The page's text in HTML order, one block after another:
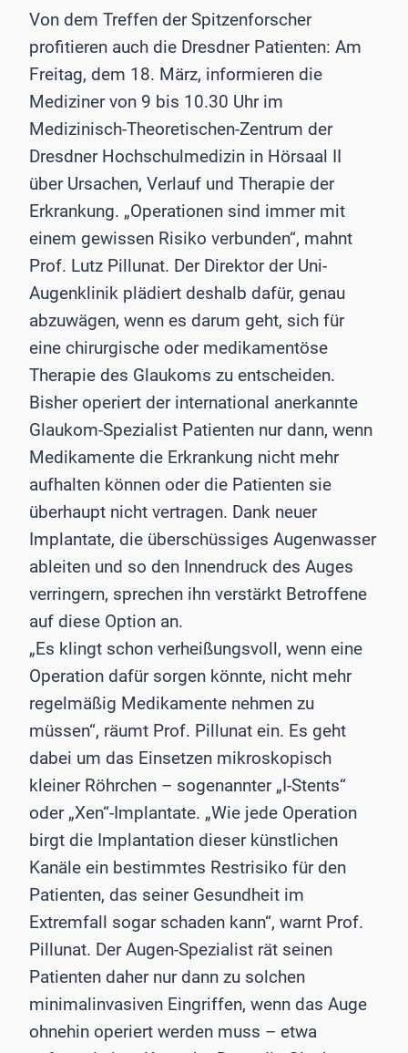
Von dem Treffen der Spitzenforscher
profitieren auch die Dresdner Patienten: Am
Freitag, dem 18. März, informieren die
Mediziner von 9 bis 10.30 Uhr im
Medizinisch-Theoretischen-Zentrum der
Dresdner Hochschulmedizin in Hörsaal II
über Ursachen, Verlauf und Therapie der
Erkrankung. „Operationen sind immer mit
einem gewissen Risiko verbunden“, mahnt
Prof. Lutz Pillunat. Der Direktor der Uni-
Augenklinik plädiert deshalb dafür, genau
abzuwägen, wenn es darum geht, sich für
eine chirurgische oder medikamentöse
Therapie des Glaukoms zu entscheiden.
Bisher operiert der international anerkannte
Glaukom-Spezialist Patienten nur dann, wenn
Medikamente die Erkrankung nicht mehr
aufhalten können oder die Patienten sie
überhaupt nicht vertragen. Dank neuer
Implantate, die überschüssiges Augenwasser
ableiten und so den Innendruck des Auges
verringern, sprechen ihn verstärkt Betroffene
auf diese Option an.
„Es klingt schon verheißungsvoll, wenn eine
Operation dafür sorgen könnte, nicht mehr
regelmäßig Medikamente nehmen zu
müssen“, räumt Prof. Pillunat ein. Es geht
dabei um das Einsetzen mikroskopisch
kleiner Röhrchen – sogenannter „I-Stents“
oder „Xen“-Implantate. „Wie jede Operation
birgt die Implantation dieser künstlichen
Kanäle ein bestimmtes Restrisiko für den
Patienten, das seiner Gesundheit im
Extremfall sogar schaden kann“, warnt Prof.
Pillunat. Der Augen-Spezialist rät seinen
Patienten daher nur dann zu solchen
minimalinvasiven Eingriffen, wenn das Auge
ohnehin operiert werden muss – etwa